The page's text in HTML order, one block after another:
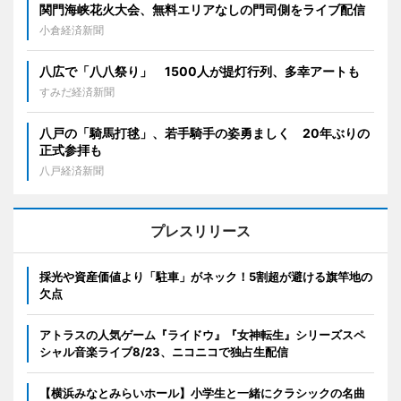
関門海峡花火大会、無料エリアなしの門司側をライブ配信
小倉経済新聞
八広で「八八祭り」 1500人が提灯行列、多幸アートも
すみだ経済新聞
八戸の「騎馬打毬」、若手騎手の姿勇ましく 20年ぶりの
正式参拝も
八戸経済新聞
プレスリリース
採光や資産価値より「駐車」がネック！5割超が避ける旗竿地の
欠点
アトラスの人気ゲーム『ライドウ』『女神転生』シリーズスペ
シャル音楽ライブ8/23、ニコニコで独占生配信
【横浜みなとみらいホール】小学生と一緒にクラシックの名曲